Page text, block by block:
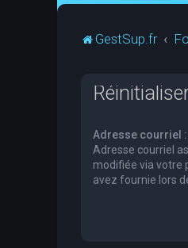
GestSup.fr
Adresse courriel :
Adresse courriel
modifiée via votre
avez fournie lors